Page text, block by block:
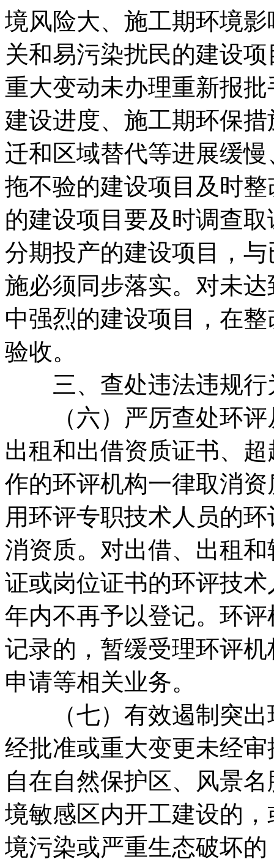
境风险大、施工期环境
关和易污染扰民的建设
重大变动未办理重新报
建设进度、施工期环保
迁和区域替代等进展缓
拖不验的建设项目及时
的建设项目要及时调查
分期投产的建设项目，
施必须同步落实。对未
中强烈的建设项目，在
验收。
三、查处违法违规行
（六）严厉查处环评
出租和出借资质证书、
作的环评机构一律取消
用环评专职技术人员的
消资质。对出借、出租
证或岗位证书的环评技
年内不再予以登记。环
记录的，暂缓受理环评
申请等相关业务。
（七）有效遏制突出
经批准或重大变更未经
自在自然保护区、风景
境敏感区内开工建设的
境污染或严重生态破坏